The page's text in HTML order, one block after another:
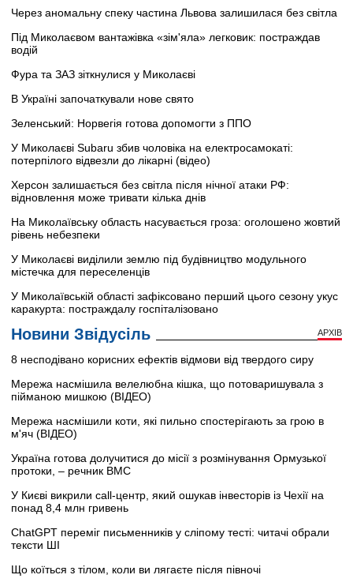
Через аномальну спеку частина Львова залишилася без світла
Під Миколаєвом вантажівка «зім'яла» легковик: постраждав
водій
Фура та ЗАЗ зіткнулися у Миколаєві
В Україні започаткували нове свято
Зеленський: Норвегія готова допомогти з ППО
У Миколаєві Subaru збив чоловіка на електросамокаті:
потерпілого відвезли до лікарні (відео)
Херсон залишається без світла після нічної атаки РФ:
відновлення може тривати кілька днів
На Миколаївську область насувається гроза: оголошено жовтий
рівень небезпеки
У Миколаєві виділили землю під будівництво модульного
містечка для переселенців
У Миколаївській області зафіксовано перший цього сезону укус
каракурта: постраждалу госпіталізовано
Новини Звідусіль АРХІВ
8 несподівано корисних ефектів відмови від твердого сиру
Мережа насмішила велелюбна кішка, що потоваришувала з
пійманою мишкою (ВІДЕО)
Мережа насмішили коти, які пильно спостерігають за грою в
м'яч (ВІДЕО)
Україна готова долучитися до місії з розмінування Ормузької
протоки, – речник ВМС
У Києві викрили call-центр, який ошукав інвесторів із Чехії на
понад 8,4 млн гривень
ChatGPT переміг письменників у сліпому тесті: читачі обрали
тексти ШІ
Що коїться з тілом, коли ви лягаєте після півночі